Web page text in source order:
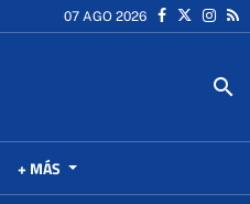
07 AGO 2026
search
+ MÁS